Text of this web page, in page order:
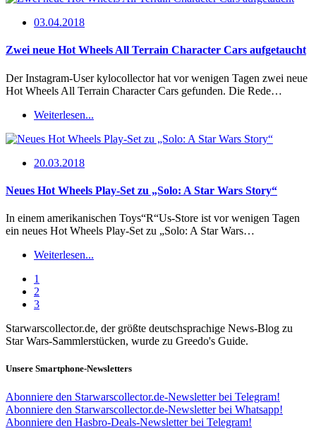
03.04.2018
Zwei neue Hot Wheels All Terrain Character Cars aufgetaucht
Der Instagram-User kylocollector hat vor wenigen Tagen zwei neue
Hot Wheels All Terrain Character Cars gefunden. Die Rede…
Weiterlesen...
20.03.2018
Neues Hot Wheels Play-Set zu „Solo: A Star Wars Story“
In einem amerikanischen Toys“R“Us-Store ist vor wenigen Tagen
ein neues Hot Wheels Play-Set zu „Solo: A Star Wars…
Weiterlesen...
1
2
3
Starwarscollector.de, der größte deutschsprachige News-Blog zu
Star Wars-Sammlerstücken, wurde zu Greedo's Guide.
Unsere Smartphone-Newsletters
Abonniere den Starwarscollector.de-Newsletter bei Telegram!
Abonniere den Starwarscollector.de-Newsletter bei Whatsapp!
Abonniere den Hasbro-Deals-Newsletter bei Telegram!